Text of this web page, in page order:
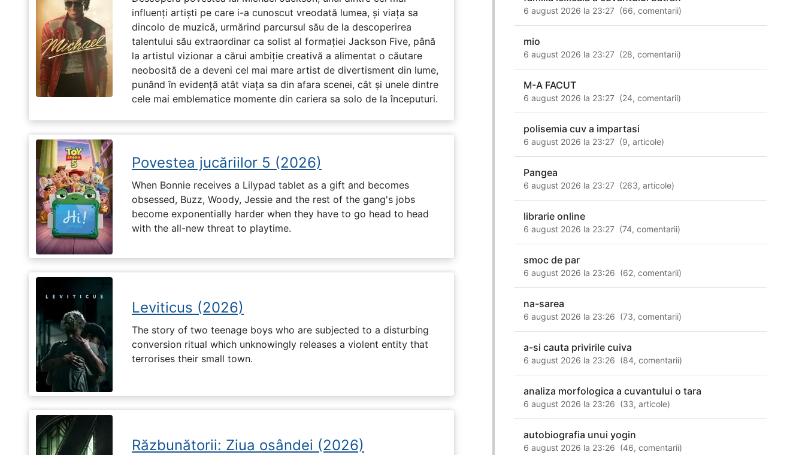
influenți artiști pe care i-a cunoscut vreodată lumea, și viața sa
dincolo de muzică, urmărind parcursul său de la descoperirea
talentului său extraordinar ca solist al formației Jackson Five, până
la artistul vizionar a cărui ambiție creativă a alimentat o căutare
neobosită de a deveni cel mai mare artist de divertisment din lume,
punând în evidență atât viața sa din afara scenei, cât și unele dintre
cele mai emblematice momente din cariera sa solo de la începuturi.
Povestea jucăriilor 5 (2026)
When Bonnie receives a Lilypad tablet as a gift and becomes
obsessed, Buzz, Woody, Jessie and the rest of the gang's jobs
become exponentially harder when they have to go head to head
with the all-new threat to playtime.
Leviticus (2026)
The story of two teenage boys who are subjected to a disturbing
conversion ritual which unknowingly releases a violent entity that
terrorises their small town.
Răzbunătorii: Ziua osândei (2026)
6 august 2026 la 23:27 (66,comentarii)
mio
6 august 2026 la 23:27 (28,comentarii)
M-A FACUT
6 august 2026 la 23:27 (24,comentarii)
polisemia cuv a impartasi
6 august 2026 la 23:27 (9,articole)
Pangea
6 august 2026 la 23:27 (263,articole)
librarie online
6 august 2026 la 23:27 (74,comentarii)
smoc de par
6 august 2026 la 23:26 (62,comentarii)
na-sarea
6 august 2026 la 23:26 (73,comentarii)
a-si cauta privirile cuiva
6 august 2026 la 23:26 (84,comentarii)
analiza morfologica a cuvantului o tara
6 august 2026 la 23:26 (33,articole)
autobiografia unui yogin
6 august 2026 la 23:26 (46,comentarii)